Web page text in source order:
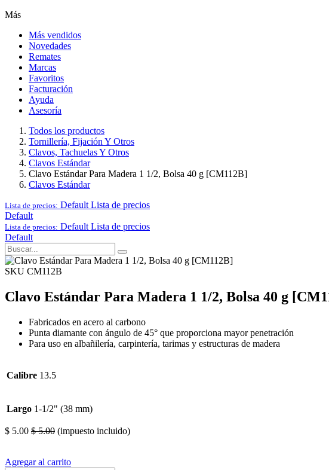
Más
Más vendidos
Novedades
Remates
Marcas
Favoritos
Facturación
Ayuda
Asesoría
Todos los productos
Tornillería, Fijación Y Otros
Clavos, Tachuelas Y Otros
Clavos Estándar
Clavo Estándar Para Madera 1 1/2, Bolsa 40 g [CM112B]
Clavos Estándar
Lista de precios: Default Lista de precios
Default
Lista de precios: Default Lista de precios
Default
SKU CM112B
Clavo Estándar Para Madera 1 1/2, Bolsa 40 g
Fabricados en acero al carbono
Punta diamante con ángulo de 45° que proporciona mayor penetración
Para uso en albañilería, carpintería, tarimas y estructuras de madera
Calibre 13.5
Largo 1-1/2" (38 mm)
$ 5.00 $5.00 (impuesto incluido)
Agregar al carrito